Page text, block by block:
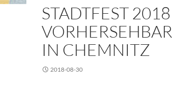
STADTFEST
IN CHEMNITZ
2018-08-30